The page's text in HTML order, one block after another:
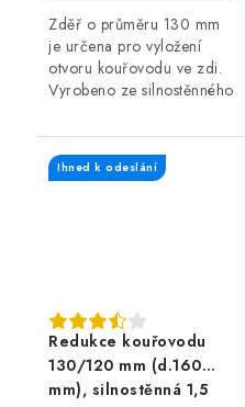
Zděř o průměru 130 mm
je určena pro vyložení
otvoru kouřovodu ve zdi.
Vyrobeno ze silnostěnného
Redukce kouřovodu
130/120 mm (d.160
mm), silnostěnná 1,5
Ihned k odeslání